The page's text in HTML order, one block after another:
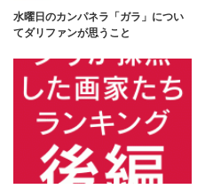
水曜日のカンパネラ「ガラ」につい
てダリファンが思うこと